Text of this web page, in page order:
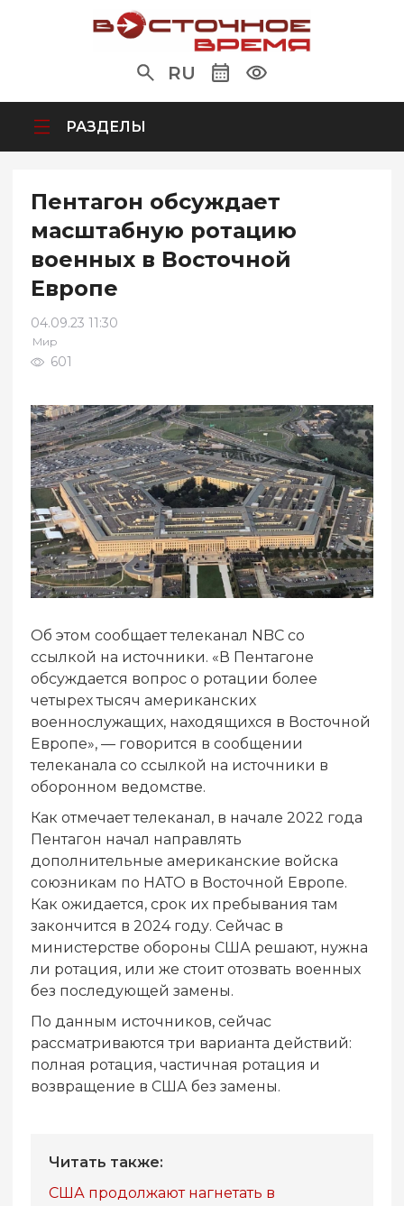
RU
РАЗДЕЛЫ
Пентагон обсуждает
масштабную ротацию
военных в Восточной
Европе
04.09.23 11:30
Мир
601
Об этом сообщает телеканал NBC со
ссылкой на источники. «В Пентагоне
обсуждается вопрос о ротации более
четырех тысяч американских
военнослужащих, находящихся в Восточной
Европе», — говорится в сообщении
телеканала со ссылкой на источники в
оборонном ведомстве.
Как отмечает телеканал, в начале 2022 года
Пентагон начал направлять
дополнительные американские войска
союзникам по НАТО в Восточной Европе.
Как ожидается, срок их пребывания там
закончится в 2024 году. Сейчас в
министерстве обороны США решают, нужна
ли ротация, или же стоит отозвать военных
без последующей замены.
По данным источников, сейчас
рассматриваются три варианта действий:
полная ротация, частичная ротация и
возвращение в США без замены.
Читать также:
США продолжают нагнетать в